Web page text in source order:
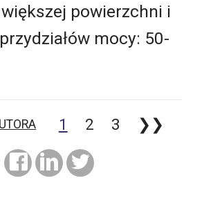
powierzchni i
mocy: 50-
1 2 3 ❯❯